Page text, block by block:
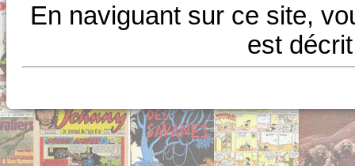
En naviguant sur ce site,
est